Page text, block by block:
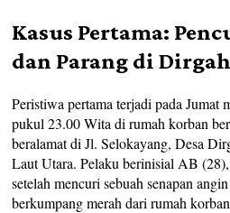
Kasus Pertama:
dan Parang di
Peristiwa pertama terjadi pada Jumat
pukul 23.00 Wita di rumah korban
beralamat di Jl. Selokayang, Desa
Laut Utara. Pelaku berinisial AB
setelah mencuri sebuah senapan
berkumpang merah dari rumah